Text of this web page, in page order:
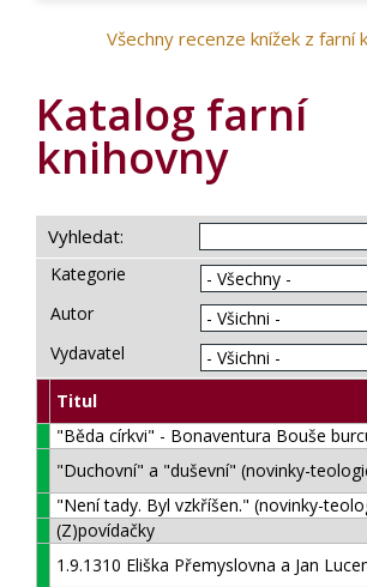
Všechny recenze knížek z farní
Katalog farní
knihovny
Vyhledat:
Kategorie
Autor
Vydavatel
Titul
"Běda církvi" - Bonaventura Bouše
"Duchovní" a "duševní" (novinky-
"Není tady. Byl vzkříšen." (novinky-
(Z)povídačky
1.9.1310 Eliška Přemyslovna a Jan